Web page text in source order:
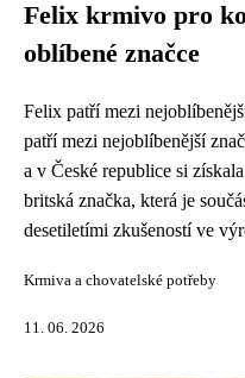
Felix krmivo pro
oblíbené značce
Felix patří mezi
patří mezi nejoblíbenější
a v České republice si
britská značka, která je
desetiletími zkušeností ve
Krmiva a chovatelské potřeby
11. 06. 2026